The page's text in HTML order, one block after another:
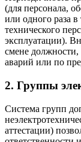
(для персонала,
или одного раза
технического
эксплуатации).
смене должности,
аварий или по
2. Группы
Система групп
аттестации)